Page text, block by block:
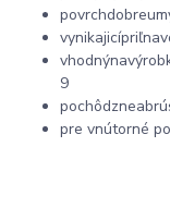
povrchdobre
vynikajicí
vhodnýna
9
pochôdznea
pre vnútorné